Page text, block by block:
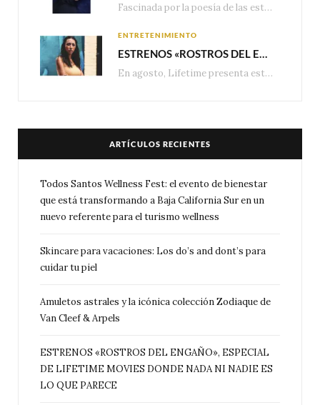
Fascinada por la poesía de las estrellas, la Maison Van Cleef & Arpels celebra la llegada de las…
ENTRETENIMIENTO
ESTRENOS «ROSTROS DEL ENGAÑO», ESPECIAL DE LIFETIME MOVIES DONDE NADA NI NADIE ES LO QUE PARECE
En agosto, Lifetime presenta estrenos exclusivos con historias donde las apariencias esconden los secretos más…
ARTÍCULOS RECIENTES
Todos Santos Wellness Fest: el evento de bienestar
que está transformando a Baja California Sur en un
nuevo referente para el turismo wellness
Skincare para vacaciones: Los do’s and dont’s para
cuidar tu piel
Amuletos astrales y la icónica colección Zodiaque de
Van Cleef & Arpels
ESTRENOS «ROSTROS DEL ENGAÑO», ESPECIAL
DE LIFETIME MOVIES DONDE NADA NI NADIE ES
LO QUE PARECE